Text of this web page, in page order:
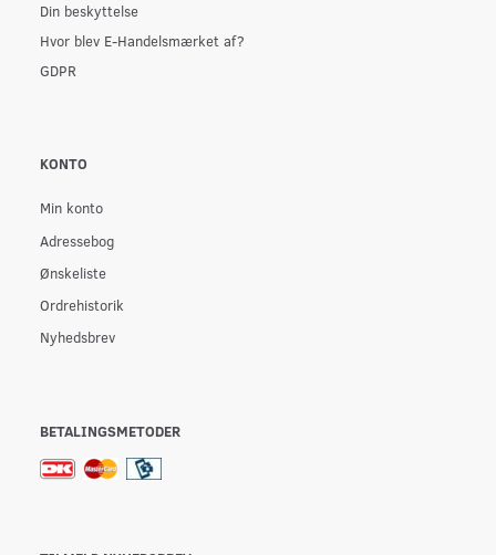
Din beskyttelse
Hvor blev E-Handelsmærket af?
GDPR
KONTO
Min konto
Adressebog
Ønskeliste
Ordrehistorik
Nyhedsbrev
BETALINGSMETODER